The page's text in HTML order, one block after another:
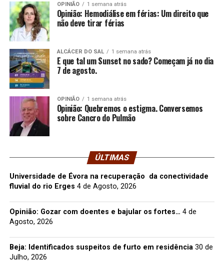
OPINIÃO 1 semana atrás
Opinião: Hemodiálise em férias: Um direito que
não deve tirar férias
ALCÁCER DO SAL 1 semana atrás
E que tal um Sunset no sado? Começam já no dia
7 de agosto.
OPINIÃO 1 semana atrás
Opinião: Quebremos o estigma. Conversemos
sobre Cancro do Pulmão
ÚLTIMAS
Universidade de Évora na recuperação da conectividade
fluvial do rio Erges 4 de Agosto, 2026
Opinião: Gozar com doentes e bajular os fortes… 4 de
Agosto, 2026
Beja: Identificados suspeitos de furto em residência 30 de
Julho, 2026